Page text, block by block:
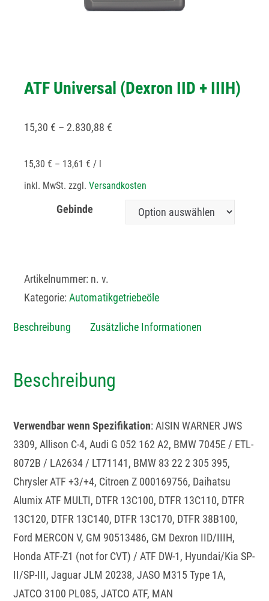
ATF Universal (Dexron IID + IIIH)
15,30 € – 2.830,88 €
15,30€ – 13,61€ /
inkl. MwSt. zzgl.Versandkosten
Gebinde
Artikelnummer: n. v.
Kategorie:Automatikgetriebeöle
Beschreibung Zusätzliche Informationen
Beschreibung
Verwendbar wenn Spezifikation: AISIN WARNER JWS
3309, Allison C-4, Audi G 052 162 A2, BMW 7045E / ETL-
8072B / LA2634 / LT71141, BMW 83 22 2 305 395,
Chrysler ATF +3/+4, Citroen Z 000169756, Daihatsu
Alumix ATF MULTI, DTFR 13C100, DTFR 13C110, DTFR
13C120, DTFR 13C140, DTFR 13C170, DTFR 38B100,
Ford MERCON V, GM 90513486, GM Dexron IID/IIIH,
Honda ATF-Z1 (not for CVT) / ATF DW-1, Hyundai/Kia SP-
II/SP-III, Jaguar JLM 20238, JASO M315 Type 1A,
JATCO 3100 PL085, JATCO ATF, MAN